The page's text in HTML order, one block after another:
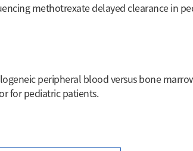
methotrexate delayed clearance in
peripheral blood versus bone
for pediatric patients.